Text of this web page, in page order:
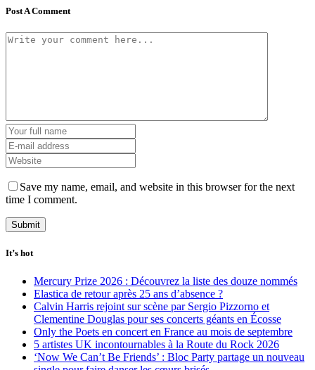
Post A Comment
Save my name, email, and website in this browser for the next
time I comment.
It’s hot
Mercury Prize 2026 : Découvrez la liste des douze nommés
Elastica de retour après 25 ans d’absence ?
Calvin Harris rejoint sur scène par Sergio Pizzorno et
Clementine Douglas pour ses concerts géants en Écosse
Only the Poets en concert en France au mois de septembre
5 artistes UK incontournables à la Route du Rock 2026
‘Now We Can’t Be Friends’ : Bloc Party partage un nouveau